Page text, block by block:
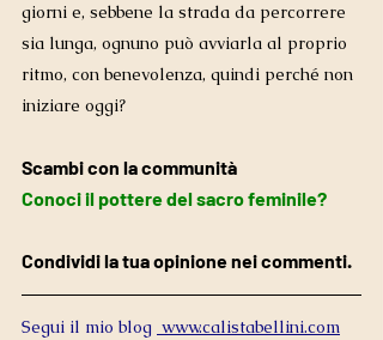
giorni e, sebbene la strada da percorrere
sia lunga, ognuno può avviarla al proprio
ritmo, con benevolenza, quindi perché non
iniziare oggi?
Scambi con la communità
Conoci il pottere del sacro feminile?
Condividi la tua opinione nei commenti.
Segui il mio blog www.calistabellini.com